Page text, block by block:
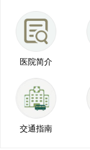
医院简介
交通指南